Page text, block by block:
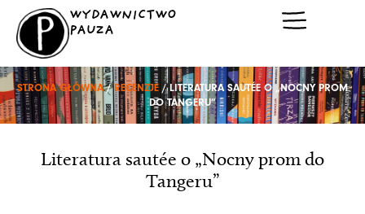
Przejdź
treści
WYDAWNICTWO
PAUZA
STRONA GŁÓWNA/RECENZJE / LITERATURA SAUTÉE O „NOCNY PROM
DO TANGERU”
Literatura sautée o „Nocny prom do
Tangeru”